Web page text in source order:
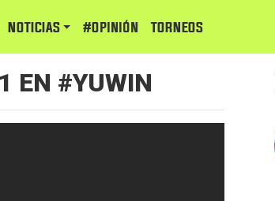
NOTICIAS #Opinión TORNEOS
EN #YUWIN